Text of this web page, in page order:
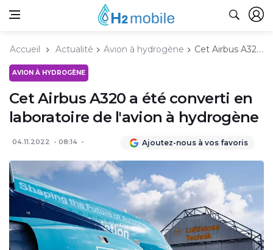
Accueil Actualité Avion à hydrogène Cet Airbus A320 a été converti en laboratoire de l'avion à hydrogène
AVION À HYDROGÈNE
Cet Airbus A320 a été converti en
laboratoire de l'avion à hydrogène
04.11.2022 08:14 Ajoutez-nous à vos favoris